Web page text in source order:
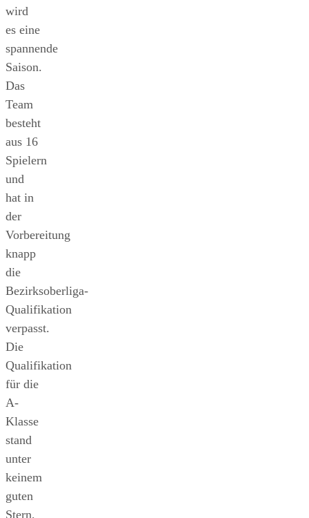
wird
es eine
spannende
Saison.
Das
Team
besteht
aus 16
Spielern
und
hat in
der
Vorbereitung
knapp
die
Bezirksoberliga-
Qualifikation
verpasst.
Die
Qualifikation
für die
A-
Klasse
stand
unter
keinem
guten
Stern,